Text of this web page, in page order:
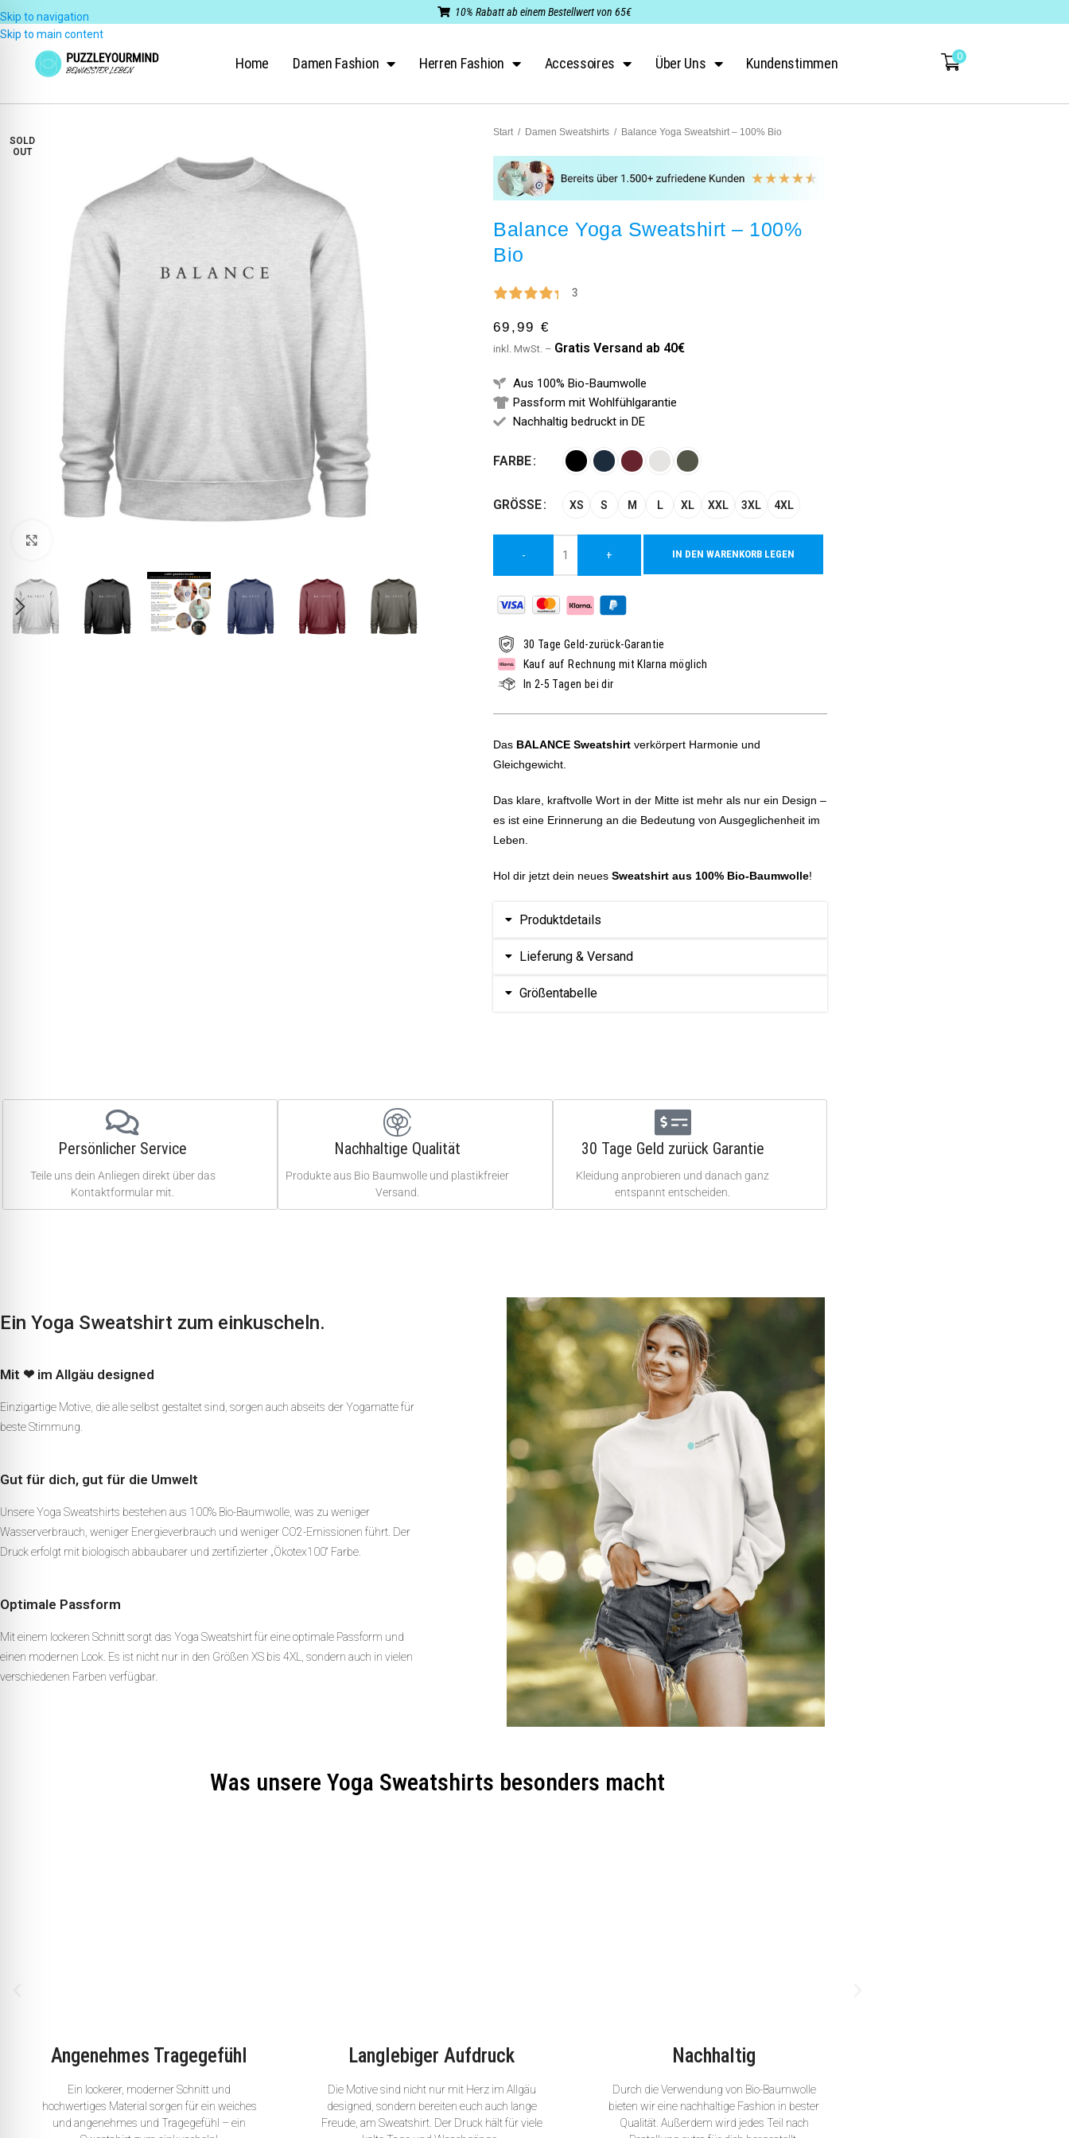
Skip to navigation
Skip to main content
10% Rabatt ab einem Bestellwert von 65€
Home Damen Fashion Herren Fashion Accessoires Über Uns Kundenstimmen 0
SOLD
OUT
Start / Damen Sweatshirts / Balance Yoga Sweatshirt – 100% Bio
Balance Yoga Sweatshirt – 100%
Bio
3
69,99 €
inkl. MwSt. – Gratis Versand ab 40€
Aus 100% Bio-Baumwolle
Passform mit Wohlfühlgarantie
Nachhaltig bedruckt in DE
FARBE
GRÖSSE XS S M L XL XXL 3XL 4XL
- + IN DEN WARENKORB LEGEN
Alternative:
30 Tage Geld-zurück-Garantie
Kauf auf Rechnung mit Klarna möglich
In 2-5 Tagen bei dir
Das BALANCE Sweatshirt verkörpert Harmonie und
Gleichgewicht.
Das klare, kraftvolle Wort in der Mitte ist mehr als nur ein Design –
es ist eine Erinnerung an die Bedeutung von Ausgeglichenheit im
Leben.
Hol dir jetzt dein neues Sweatshirt aus 100% Bio-Baumwolle!
Produktdetails
Lieferung & Versand
Größentabelle
Persönlicher Service
Teile uns dein Anliegen direkt über das
Kontaktformular mit.
Nachhaltige Qualität
Produkte aus Bio Baumwolle und plastikfreier
Versand.
30 Tage Geld zurück Garantie
Kleidung anprobieren und danach ganz
entspannt entscheiden.
Ein Yoga Sweatshirt zum einkuscheln.
Mit ❤ im Allgäu designed
Einzigartige Motive, die alle selbst gestaltet sind, sorgen auch abseits der Yogamatte für
beste Stimmung.
Gut für dich, gut für die Umwelt
Unsere Yoga Sweatshirts bestehen aus 100% Bio-Baumwolle, was zu weniger
Wasserverbrauch, weniger Energieverbrauch und weniger CO2-Emissionen führt. Der
Druck erfolgt mit biologisch abbaubarer und zertifizierter „Ökotex100“ Farbe.
Optimale Passform
Mit einem lockeren Schnitt sorgt das Yoga Sweatshirt für eine optimale Passform und
einen modernen Look. Es ist nicht nur in den Größen XS bis 4XL, sondern auch in vielen
verschiedenen Farben verfügbar.
Was unsere Yoga Sweatshirts besonders macht
Angenehmes Tragegefühl
Ein lockerer, moderner Schnitt und
hochwertiges Material sorgen für ein weiches
und angenehmes und Tragegefühl – ein
Langlebiger Aufdruck
Die Motive sind nicht nur mit Herz im Allgäu
designed, sondern bereiten euch auch lange
Freude, am Sweatshirt. Der Druck hält für viele
Nachhaltig
Durch die Verwendung von Bio-Baumwolle
bieten wir eine nachhaltige Fashion in bester
Qualität. Außerdem wird jedes Teil nach